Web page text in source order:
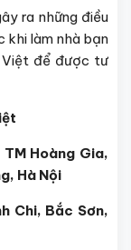
ra những điều
khi làm nhà bạn
để được tư
TM Hoàng Gia,
Hà Nội
Chi, Bắc Sơn,